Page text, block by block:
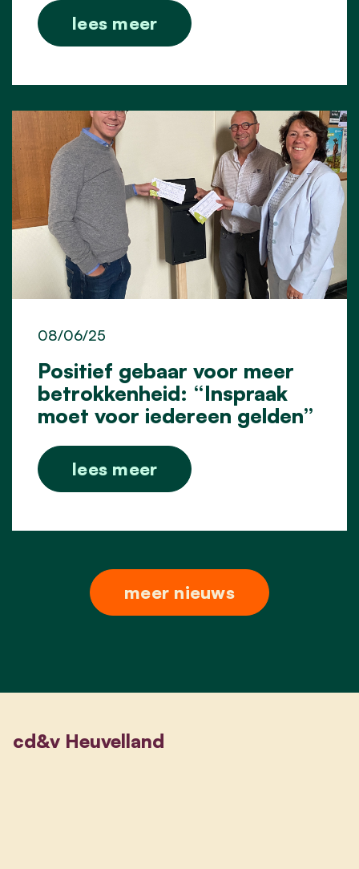
lees meer
Positief gebaar voor meer
betrokkenheid: “Inspraak
moet voor iedereen gelden”
08/06/25
lees meer
meer nieuws
cd&v Heuvelland